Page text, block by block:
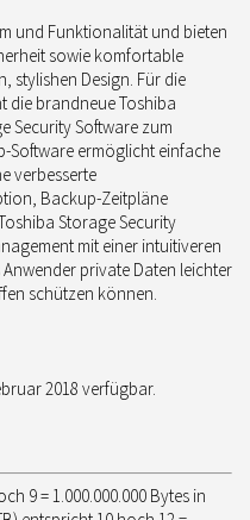
und Funktionalität und bieten
sowie komfortable
stylishen Design. Für die
die brandneue Toshiba
Security Software zum
Software ermöglicht einfache
verbesserte
Backup-Zeitpläne
Storage Security
mit einer intuitiveren
private Daten leichter
schützen können.
2018 verfügbar.
9 = 1.000.000.000 Bytes in